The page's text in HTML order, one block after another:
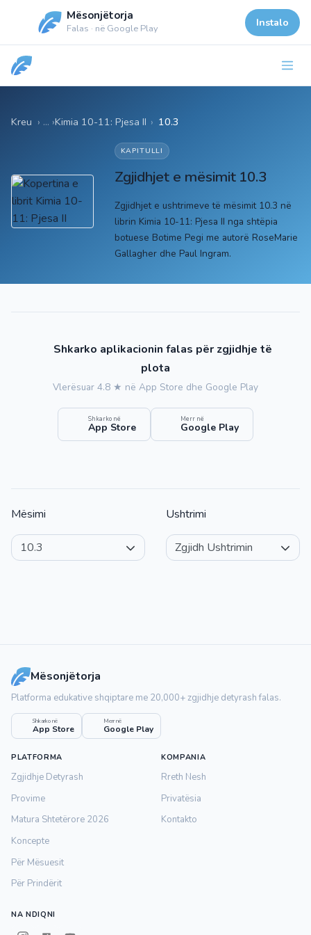
Mësonjëtorja
Falas · në Google Play Instalo
Kreu Kimia 10-11: Pjesa II › 10.3
KAPITULLI
Zgjidhjet e mësimit 10.3
Zgjidhjet e ushtrimeve të mësimit 10.3 në
librin Kimia 10-11: Pjesa II nga shtëpia
botuese Botime Pegi me autorë RoseMarie
Gallagher dhe Paul Ingram.
Shkarko aplikacionin falas për zgjidhje të
plota
Vlerësuar 4.8 ★ në App Store dhe Google Play
Shkarko në
App Store
Merr në
Google Play
Mësimi Ushtrimi
Mësonjëtorja
Platforma edukative shqiptare me 20,000+ zgjidhje detyrash falas.
Shkarko në
App Store
Merr në
Google Play
PLATFORMA
Zgjidhje Detyrash
Provime
Matura Shtetërore 2026
Koncepte
Për Mësuesit
Për Prindërit
KOMPANIA
Rreth Nesh
Privatësia
Kontakto
NA NDIQNI